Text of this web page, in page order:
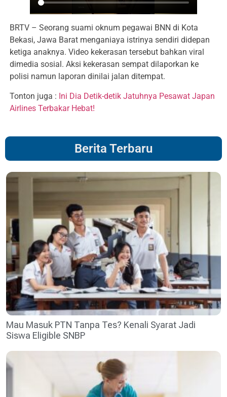
BRTV – Seorang suami oknum pegawai BNN di Kota
Bekasi, Jawa Barat menganiaya istrinya sendiri didepan
ketiga anaknya. Video kekerasan tersebut bahkan viral
dimedia sosial. Aksi kekerasan sempat dilaporkan ke
polisi namun laporan dinilai jalan ditempat.
Tonton juga : Ini Dia Detik-detik Jatuhnya Pesawat Japan
Airlines Terbakar Hebat!
Berita Terbaru
Mau Masuk PTN Tanpa Tes? Kenali Syarat Jadi
Siswa Eligible SNBP